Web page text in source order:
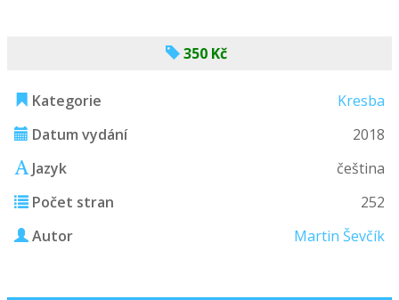
350 Kč
Kategorie
Kresba
Datum vydání
2018
Jazyk
čeština
Počet stran
252
Autor
Martin Ševčík